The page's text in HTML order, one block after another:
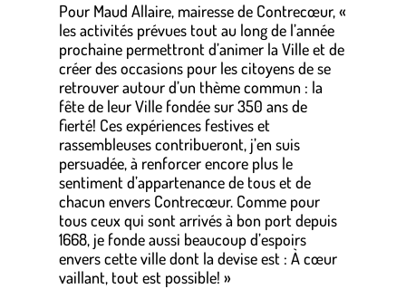
Pour Maud Allaire, mairesse de Contrecœur, «
les activités prévues tout au long de l’année
prochaine permettront d’animer la Ville et de
créer des occasions pour les citoyens de se
retrouver autour d’un thème commun : la
fête de leur Ville fondée sur 350 ans de
fierté! Ces expériences festives et
rassembleuses contribueront, j’en suis
persuadée, à renforcer encore plus le
sentiment d’appartenance de tous et de
chacun envers Contrecœur. Comme pour
tous ceux qui sont arrivés à bon port depuis
1668, je fonde aussi beaucoup d’espoirs
envers cette ville dont la devise est : À cœur
vaillant, tout est possible! »